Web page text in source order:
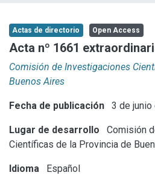
Aportar material
Statistics
Actas de directorio Open Access
Acta nº 1661
Comisión de Investigaciones
Buenos Aires
Fecha de publicación 3 de junio
Lugar de desarrollo
Comisión
Científicas de la Provincia de
Idioma Español